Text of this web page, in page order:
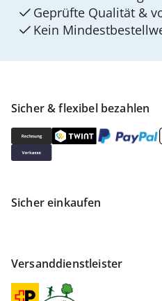
Sicher & flexibel bezahlen
Sicher einkaufen
Versanddienstleister
Geprüfte Qualität &
Kein